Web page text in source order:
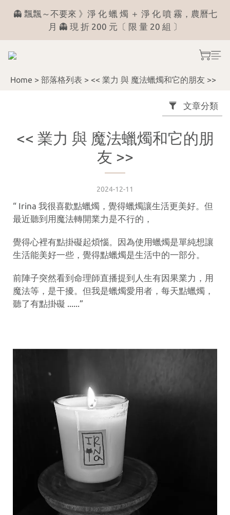
╲ 看 菩 薩 說 捌 月╱ 月份運勢占卜 《 解答區 》
6
4
1
4
3
2
2
1
0
1
0
03
2
1
👻 飄飄～不要來 》淨 化 蠟 燭 ＋ 淨 化 噴 霧，農曆七
月 👻 現 折 200 元〔 限 量 20 組 〕
╲ 看 菩 薩 說 捌 月╱ 月份運勢占卜 《 解答區 》
Home > 部落格列表 > << 業力 與 魔法蠟燭和它的朋友 >>
文章分類
<< 業力 與 魔法蠟燭和它的朋
友 >>
2024-12-11
“ Irina 我很喜歡點蠟燭，覺得蠟燭讓生活更美好。但
最近聽到用魔法轉開業力是不行的，
覺得心裡有點掛礙起煩惱。因為使用蠟燭是單純想讓
生活能美好一些，覺得點蠟燭是生活中的一部分。
前陣子突然看到命理師直播提到人生有因果業力，用
魔法等，是干擾。但我是蠟燭愛用者，每天點蠟燭，
聽了有點掛礙 ......”